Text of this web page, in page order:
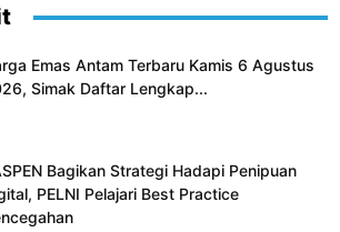
Emas Antam Terbaru Kamis 6 Agustus
Simak Daftar Lengkap...
Bagikan Strategi Hadapi Penipuan
PELNI Pelajari Best Practice